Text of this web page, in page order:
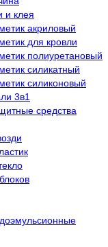
и клея
акриловый
для кровли
полиуретановый
силикатный
силиконовый
3в1
средства